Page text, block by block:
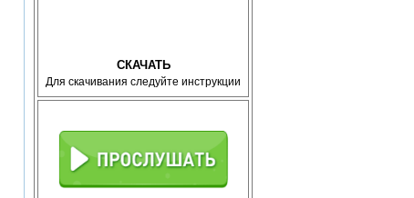
СКАЧАТЬ
Для скачивания следуйте инструкции